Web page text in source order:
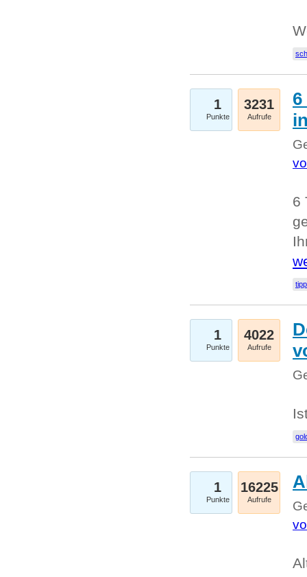
1
Punkte
3231
Aufrufe
6
1
Punkte
4022
Aufrufe
1
Punkte
16225
Aufrufe